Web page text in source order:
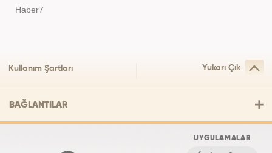
Haber7
Kullanım Şartları Yukarı Çık
BAĞLANTILAR
UYGULAMALAR